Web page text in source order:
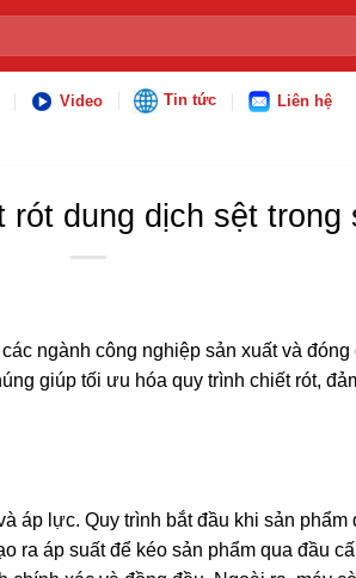
Video Tin tức Liên hệ
rót dung dịch sệt trong
ngành công nghiệp sản xuất và
giúp tối ưu hóa quy trình chiết rót,
áp lực. Quy trình bắt đầu khi sản
ra áp suất để kéo sản phẩm qua đầu